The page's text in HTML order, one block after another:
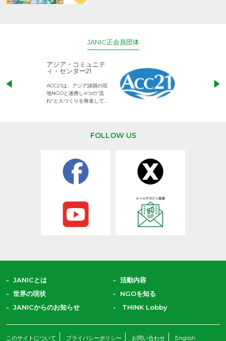
JANIC正会員団体
アジア・コミュニテ
ィ・センター21
ACC21は、アジア諸国の現
地NGOと連携し4つの“流
れ”と人づくりを推進してい
児童労働のない
権利が守られた
FOLLOW US
JANICとは
活動内容
世界の現状
NGOを知る
JANICからのお知らせ
THINK Lobby
このサイトについて プライバシーポリシー お問い合わせ English